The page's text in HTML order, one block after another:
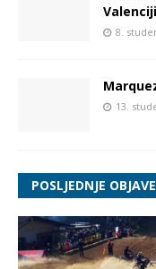
Valenciji
8.
13.
POSLJEDNJE OBJAVE